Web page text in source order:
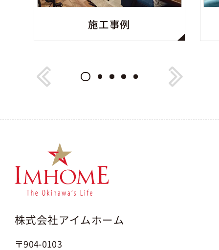
施工事例
株式会社アイムホーム
〒904-0103